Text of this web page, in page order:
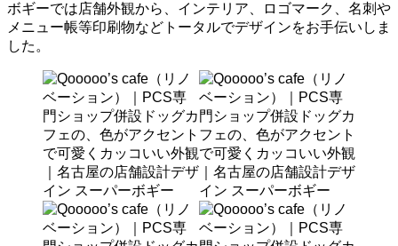
ボギーでは店舗外観から、インテリア、ロゴマーク、名刺や
メニュー帳等印刷物などトータルでデザインをお手伝いしま
した。